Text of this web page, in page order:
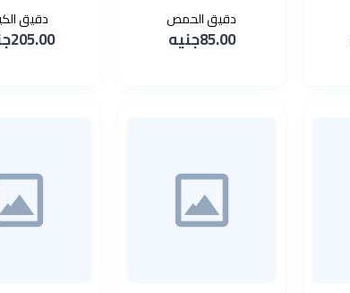
دقيق الحمص
85.00جنيه
دقيق
205.00جنيه